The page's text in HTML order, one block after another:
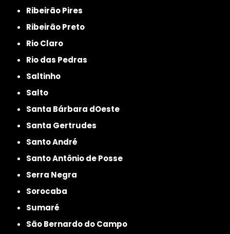
Ribeirão Pires
Ribeirão Preto
Rio Claro
Rio das Pedras
Saltinho
Salto
Santa Bárbara dOeste
Santa Gertrudes
Santo André
Santo Antônio de Posse
Serra Negra
Sorocaba
Sumaré
São Bernardo do Campo